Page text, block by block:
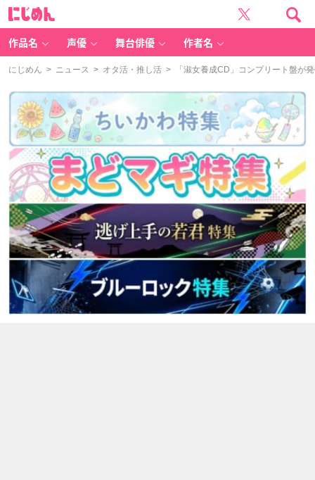
作品名 声優 舞台俳優 作者名
にじめん > ニュース > オタ活・推し活 > 「淑女養成CD」コンプリート盤が